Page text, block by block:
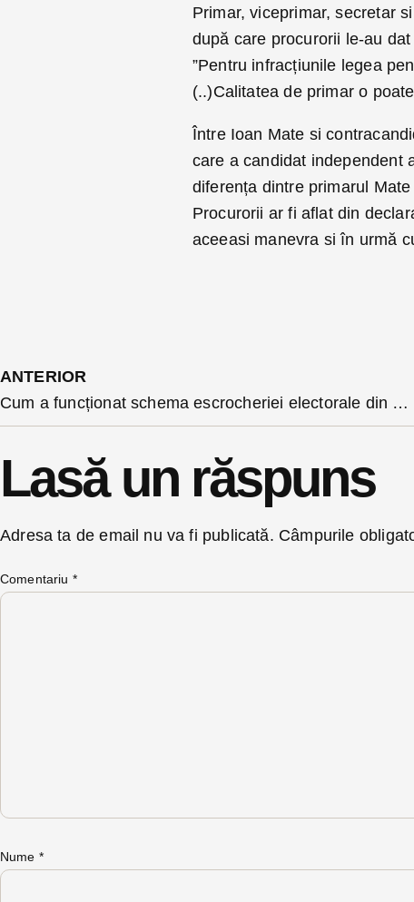
Primar, viceprimar, secretar
după care procurorii le-au
”Pentru infracțiunile legea
(..)Calitatea de primar o
Între Ioan Mate si
care a candidat independent
diferența dintre primarul
Procurorii ar fi aflat din
aceeasi manevra si în urmă
ANTERIOR
Cum a funcționat schema escrocheriei electorale din Sanmihaiu de Campie? Procurorii au gasit până acum 60 de adeverințe false de domiciliu, însă cercetarile sunt la început (VIDEO)
Lasă un răspuns
Adresa ta de email nu va fi publicată. Câmpurile
Comentariu *
Nume *